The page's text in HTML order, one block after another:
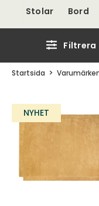
Stolar Bord
Filtrera
Startsida
NYHET